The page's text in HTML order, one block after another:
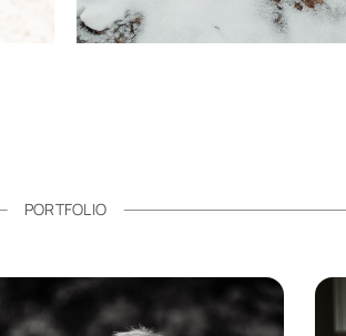
PORTFOLIO